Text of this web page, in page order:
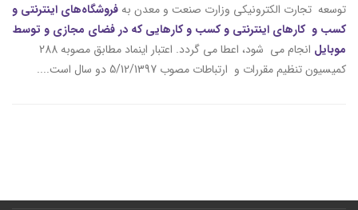
توسعه تجارت الکترونیکی وزارت صنعت و معدن بهفروشگاه‌های اینترنتی و
کسب و کارهای اینترنتی و کسب و کارهایی که در فضای مجازی و توسط
موبایل
انجام می شود، اعطا می گردد. اعتبار اینماد مطابق مصوبه 288
کمیسیون تنظیم مقررات و ارتباطات مصوب 5/12/1397 دو سال است....